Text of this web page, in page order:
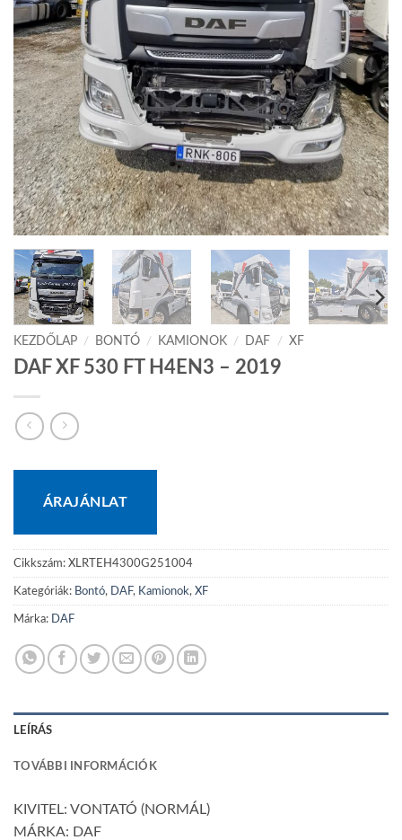
KEZDŐLAP / BONTÓ / KAMIONOK / DAF / XF
DAF XF 530 FT H4EN3 – 2019
ÁRAJÁNLAT
Cikkszám: XLRTEH4300G251004
Kategóriák: Bontó, DAF, Kamionok, XF
Márka: DAF
LEÍRÁS
TOVÁBBI INFORMÁCIÓK
KIVITEL: VONTATÓ (NORMÁL)
MÁRKA: DAF